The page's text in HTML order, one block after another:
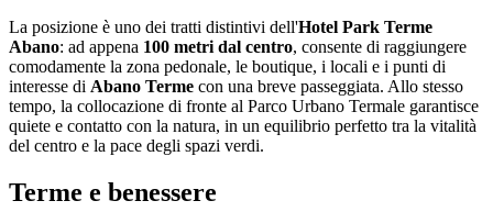
La posizione è uno dei tratti distintivi dell'Hotel Park Terme
Abano: ad appena 100 metri dal centro, consente di raggiungere
comodamente la zona pedonale, le boutique, i locali e i punti di
interesse di Abano Terme con una breve passeggiata. Allo stesso
tempo, la collocazione di fronte al Parco Urbano Termale garantisce
quiete e contatto con la natura, in un equilibrio perfetto tra la vitalità
del centro e la pace degli spazi verdi.
Terme e benessere